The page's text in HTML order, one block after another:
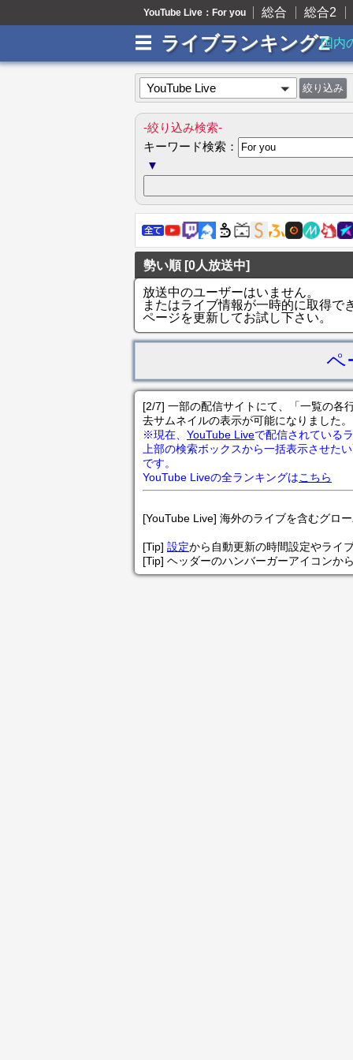
YouTube Live：For you 総合 総合2
ライブランキングZ国内
YouTube Live
-絞り込み検索-
キーワード検索：
▼
勢い順 [0人放送中]
放送中のユーザーはいません。
またはライブ情報が一時的に取得で
ページを更新してお試し下さい。
ペ
[2/7] 一部の配信サイトにて、「一覧の各
去サムネイルの表示が可能になりました。
※現在、 YouTube Liveで配信されている
上部の検索ボックスから一括表示させた
です。
YouTube Liveの全ランキングはこちら
[YouTube Live] 海外のライブを含むグロ
[Tip] 設定から自動更新の時間設定やライ
[Tip] ヘッダーのハンバーガーアイコンか